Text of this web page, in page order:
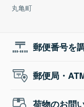
丸亀町
郵便番号を
郵便局・
荷物のお問